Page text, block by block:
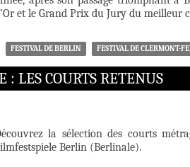
et le Grand Prix du Jury du meilleur
FESTIVAL DE BERLIN FESTIVAL DE CLERMONT-
LES COURTS RETENUS
la sélection des courts
Berlin (Berlinale).